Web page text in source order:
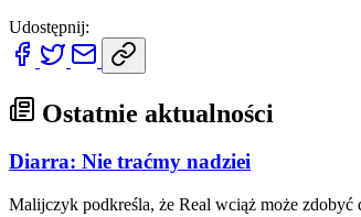
Udostępnij:
Ostatnie aktualności
Diarra: Nie traćmy nadziei
Malijczyk podkreśla, że Real wciąż może zdobyć